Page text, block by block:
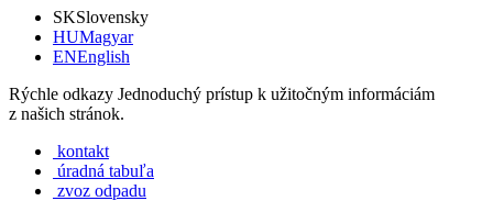
SKSlovensky
HUMagyar
ENEnglish
Rýchle odkazy Jednoduchý prístup k užitočným informáciám
z našich stránok.
kontakt
úradná tabuľa
zvoz odpadu